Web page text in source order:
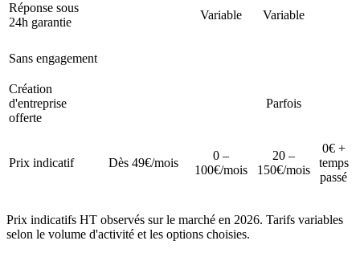
Réponse sous
24h garantie
Variable Variable
Sans engagement
Création
d'entreprise
offerte
Parfois
Prix indicatif Dès 49€/mois
0 –
100€/mois
20 –
150€/mois
0€ +
temps
passé
Prix indicatifs HT observés sur le marché en 2026. Tarifs variables
selon le volume d'activité et les options choisies.